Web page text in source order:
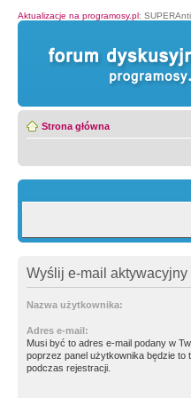
Aktualizacje na programosy.pl:
Strona główna
Wyślij e-mail aktywacyjny
Nazwa użytkownika:
Adres e-mail:
Musi być to adres e-mail podany w
poprzez panel użytkownika będzie to
podczas rejestracji.